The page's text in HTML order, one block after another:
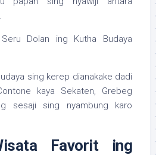
Dolan ing Kutha Budaya
sing kerep dianakake dadi
kaya Sekaten, Grebeg
sesaji sing nyambung karo
Favorit ing